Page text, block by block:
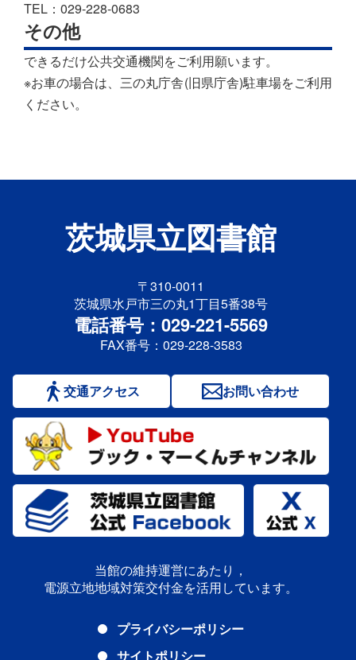
TEL：029-228-0683
その他
できるだけ公共交通機関をご利用願います。
※お車の場合は、三の丸庁舎(旧県庁舎)駐車場をご利用
ください。
茨城県立図書館
〒310-0011
茨城県水戸市三の丸1丁目5番38号
電話番号：029-221-5569
FAX番号：029-228-3583
交通アクセス お問い合わせ
当館の維持運営にあたり，
電源立地地域対策交付金を活用しています。
プライバシーポリシー
サイトポリシー